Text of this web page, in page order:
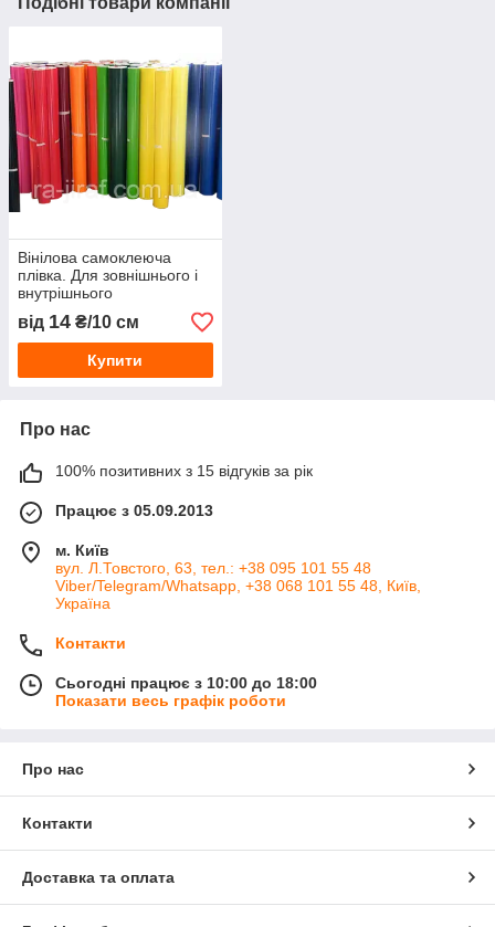
Вінілова самоклеюча
плівка. Для зовнішнього і
внутрішнього
застосування. Колір на
вибір. Стійкий клей.
від 14 ₴/10 см
Купити
Про нас
100% позитивних з 15 відгуків за рік
Працює з 05.09.2013
м. Київ
вул. Л.Товстого, 63, тел.: +38 095 101 55 48
Viber/Telegram/Whatsapp, +38 068 101 55 48, Київ,
Україна
Контакти
Сьогодні працює з 10:00 до 18:00
Показати весь графік роботи
Про нас
Контакти
Доставка та оплата